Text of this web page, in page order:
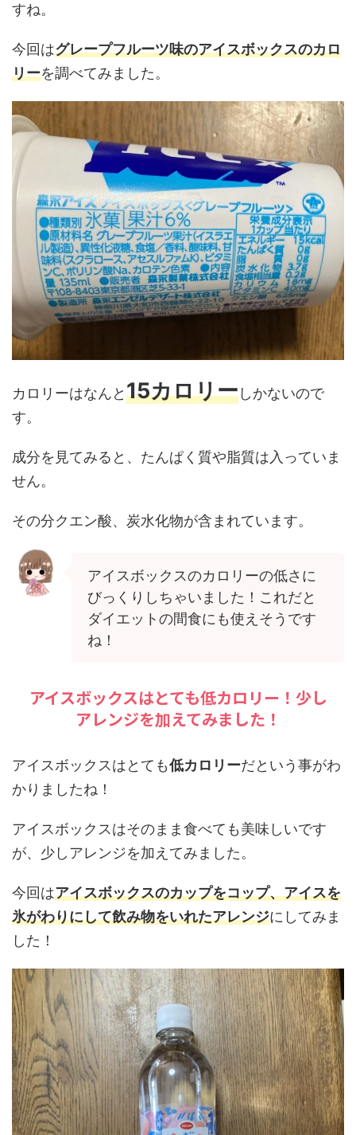
すね。
今回はグレープフルーツ味のアイスボックスのカロ
リーを調べてみました。
カロリーはなんと15カロリーしかないので
す。
成分を見てみると、たんぱく質や脂質は入っていま
せん。
その分クエン酸、炭水化物が含まれています。
アイスボックスのカロリーの低さに
びっくりしちゃいました！これだと
ダイエットの間食にも使えそうです
ね！
アイスボックスはとても低カロリー！少し
アレンジを加えてみました！
アイスボックスはとても低カロリーだという事がわ
かりましたね！
アイスボックスはそのまま食べても美味しいです
が、少しアレンジを加えてみました。
今回はアイスボックスのカップをコップ、アイスを
氷がわりにして飲み物をいれたアレンジにしてみま
した！